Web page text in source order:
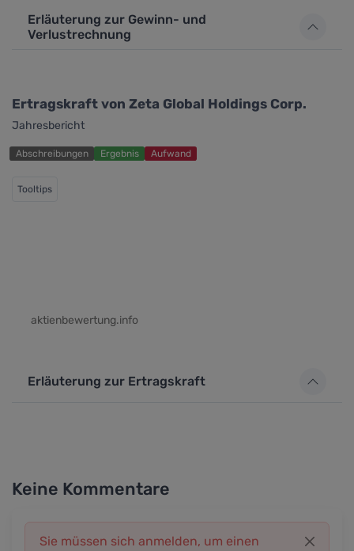
Erläuterung zur Gewinn- und
Verlustrechnung
Ertragskraft von Zeta Global Holdings Corp.
Jahresbericht
Abschreibungen Ergebnis Aufwand
Tooltips
aktienbewertung.info
Erläuterung zur Ertragskraft
Keine Kommentare
Sie müssen sich anmelden, um einen